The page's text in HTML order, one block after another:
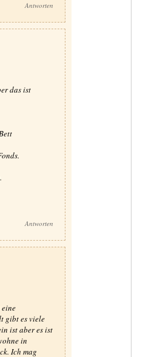
Antworten
das ist
Antworten
gibt es viele
ist aber es ist
in
Ich mag